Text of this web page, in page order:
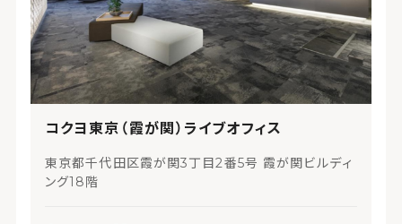
コクヨ東京（霞が関）ライブオフィス
東京都千代田区霞が関3丁目2番5号 霞が関ビルディ
ング18階